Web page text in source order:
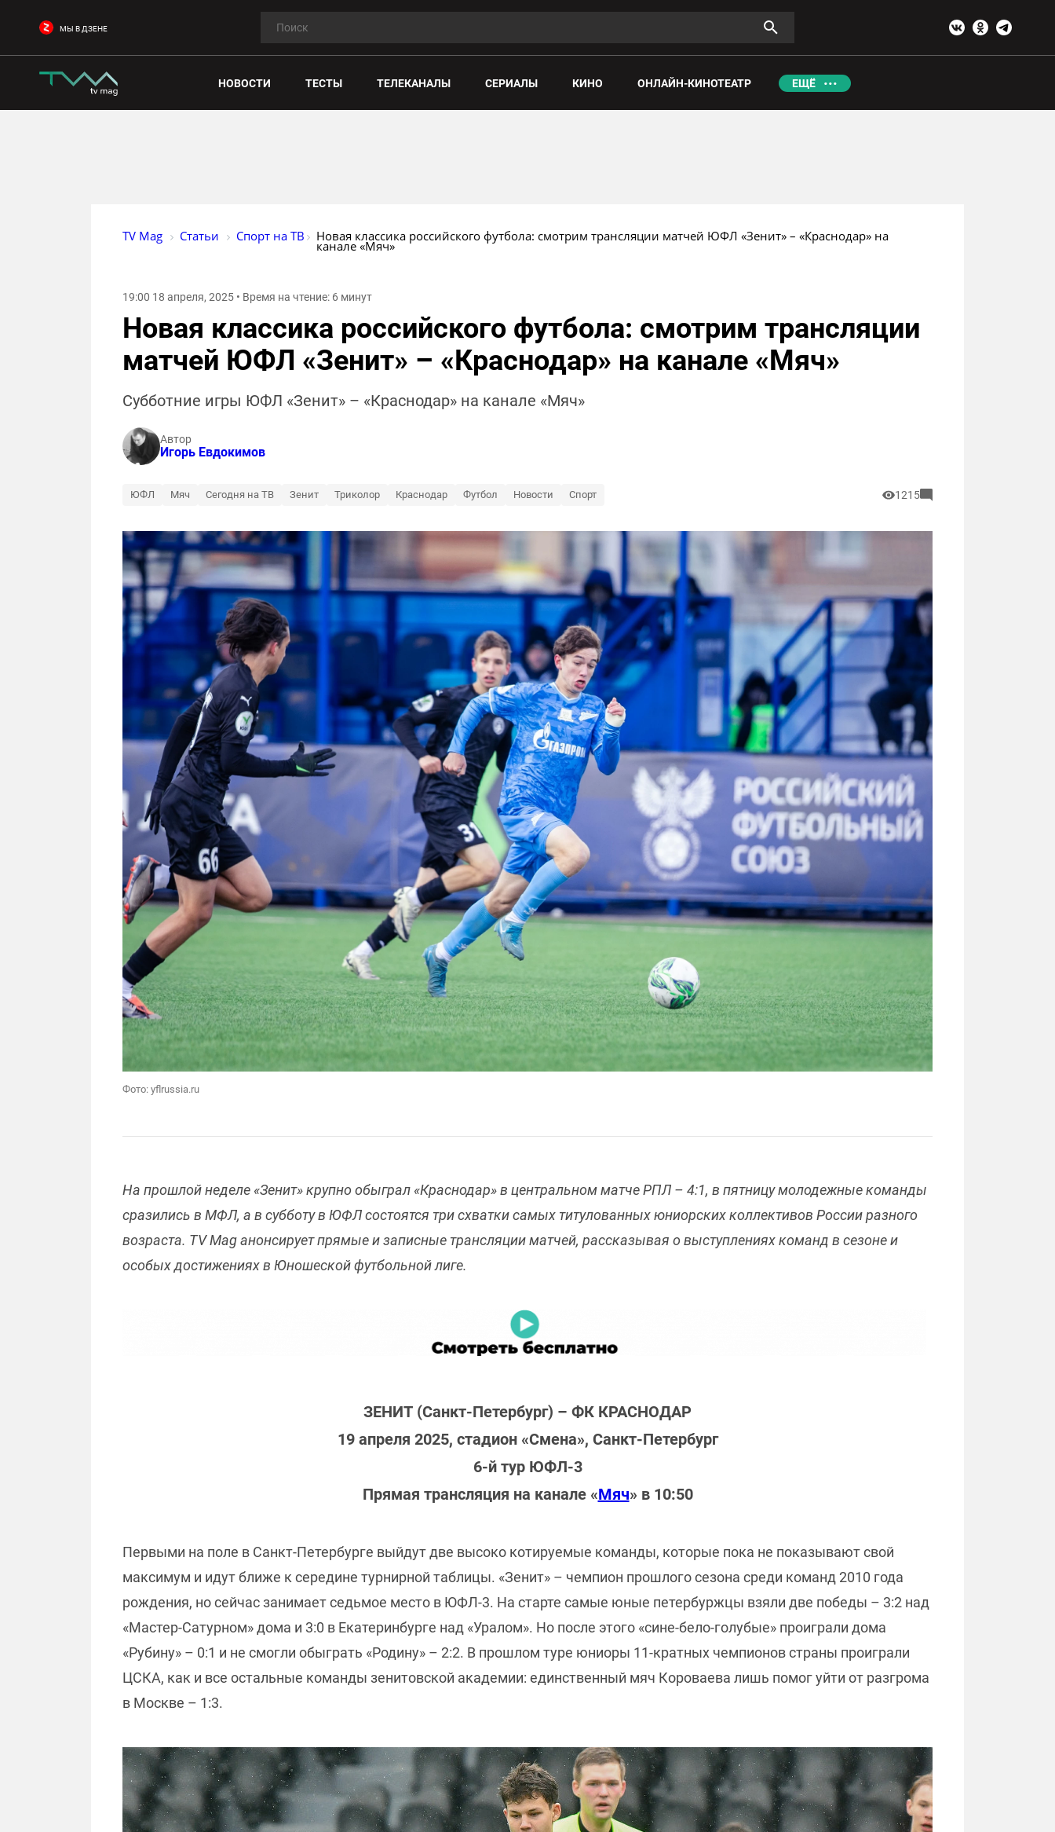
МЫ В ДЗЕНЕ
НОВОСТИ ТЕСТЫ ТЕЛЕКАНАЛЫ СЕРИАЛЫ КИНО ОНЛАЙН-КИНОТЕАТР ЕЩЁ
TV Mag Статьи Спорт на ТВ Новая классика российского футбола: смотрим трансляции матчей ЮФЛ «Зенит» – «Краснодар» на
канале «Мяч»
19:00 18 апреля, 2025 • Время на чтение: 6 минут
Новая классика российского футбола: смотрим трансляции
матчей ЮФЛ «Зенит» – «Краснодар» на канале «Мяч»
Субботние игры ЮФЛ «Зенит» – «Краснодар» на канале «Мяч»
Автор
Игорь Евдокимов
ЮФЛ Мяч Сегодня на ТВ Зенит Триколор Краснодар Футбол Новости Спорт 1215
Фото: yflrussia.ru
На прошлой неделе «Зенит» крупно обыграл «Краснодар» в центральном матче РПЛ – 4:1, в пятницу молодежные команды
сразились в МФЛ, а в субботу в ЮФЛ состоятся три схватки самых титулованных юниорских коллективов России разного
возраста. TV Mag анонсирует прямые и записные трансляции матчей, рассказывая о выступлениях команд в сезоне и
особых достижениях в Юношеской футбольной лиге.
ЗЕНИТ (Санкт-Петербург) – ФК КРАСНОДАР
19 апреля 2025, стадион «Смена», Санкт-Петербург
6-й тур ЮФЛ-3
Прямая трансляция на канале «Мяч» в 10:50
Первыми на поле в Санкт-Петербурге выйдут две высоко котируемые команды, которые пока не показывают свой
максимум и идут ближе к середине турнирной таблицы. «Зенит» – чемпион прошлого сезона среди команд 2010 года
рождения, но сейчас занимает седьмое место в ЮФЛ-3. На старте самые юные петербуржцы взяли две победы – 3:2 над
«Мастер-Сатурном» дома и 3:0 в Екатеринбурге над «Уралом». Но после этого «сине-бело-голубые» проиграли дома
«Рубину» – 0:1 и не смогли обыграть «Родину» – 2:2. В прошлом туре юниоры 11-кратных чемпионов страны проиграли
ЦСКА, как и все остальные команды зенитовской академии: единственный мяч Короваева лишь помог уйти от разгрома
в Москве – 1:3.